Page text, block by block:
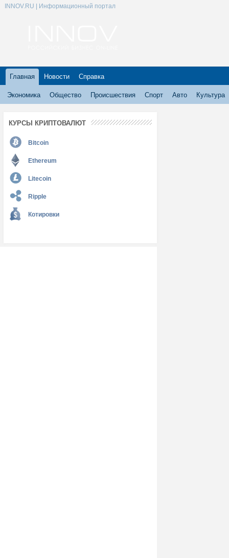
INNOV.RU | Информационный портал
Главная Новости Справка
Экономика Общество Происшествия Спорт Авто Культура
КУРСЫ КРИПТОВАЛЮТ
Bitcoin
Ethereum
Litecoin
Ripple
Котировки